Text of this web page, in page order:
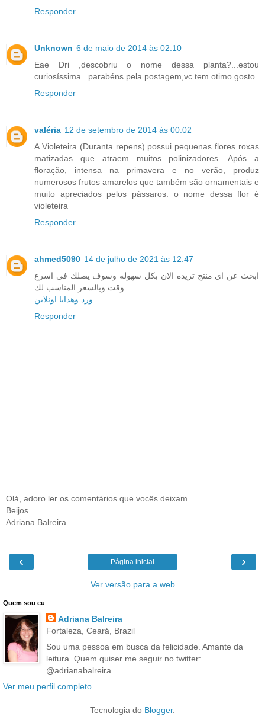
Responder
Unknown 6 de maio de 2014 às 02:10
Eae Dri ,descobriu o nome dessa planta?...estou
curiosíssima...parabéns pela postagem,vc tem otimo gosto.
Responder
valéria 12 de setembro de 2014 às 00:02
A Violeteira (Duranta repens) possui pequenas flores roxas
matizadas que atraem muitos polinizadores. Após a
floração, intensa na primavera e no verão, produz
numerosos frutos amarelos que também são ornamentais e
muito apreciados pelos pássaros. o nome dessa flor é
violeteira
Responder
ahmed5090 14 de julho de 2021 às 12:47
ابحث عن اي منتج تريده الان بكل سهوله وسوف يصلك في اسرع
وقت وبالسعر المناسب لك
ورد وهدايا اونلاين
Responder
Olá, adoro ler os comentários que vocês deixam.
Beijos
Adriana Balreira
‹ ›
Página inicial
Ver versão para a web
Quem sou eu
Adriana Balreira
Fortaleza, Ceará, Brazil
Sou uma pessoa em busca da felicidade. Amante da
leitura. Quem quiser me seguir no twitter:
@adrianabalreira
Ver meu perfil completo
Tecnologia do Blogger.